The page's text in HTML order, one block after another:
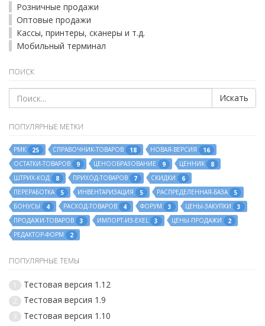
Розничные продажи
Оптовые продажи
Кассы, принтеры, сканеры и т.д.
Мобильный терминал
ПОИСК
Искать
ПОПУЛЯРНЫЕ МЕТКИ
РМК 25 СПРАВОЧНИК-ТОВАРОВ 18 НОВАЯ-ВЕРСИЯ
16
ОСТАТКИ-ТОВАРОВ
9 ЦЕНООБРАЗОВАНИЕ 9 ЦЕННИК
8
ШТРИХ-КОД
8 ПРИХОД-ТОВАРОВ 7 СКИДКИ
6
ПЕРЕРАБОТКА
5 ИНВЕНТАРИЗАЦИЯ 5 РАСПРЕДЕЛЕННАЯ-БАЗА
5
БОНУСЫ
4 РАСХОД-ТОВАРОВ 4 ФОРУМ 3 ЦЕНЫ-ЗАКУПКИ
3
ПРОДАЖИ-ТОВАРОВ
3 ИМПОРТ-ИЗ-EXEL 3 ЦЕНЫ-ПРОДАЖИ
2
РЕДАКТОР-ФОРМ
2
ПОПУЛЯРНЫЕ ТЕМЫ
1 Тестовая версия 1.12
2 Тестовая версия 1.9
3
Тестовая версия 1.10